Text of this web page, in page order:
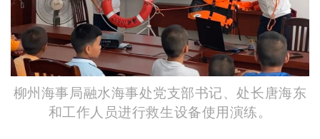
柳州海事局融水海事处党支部书记、处长唐海东
和工作人员进行救生设备使用演练。